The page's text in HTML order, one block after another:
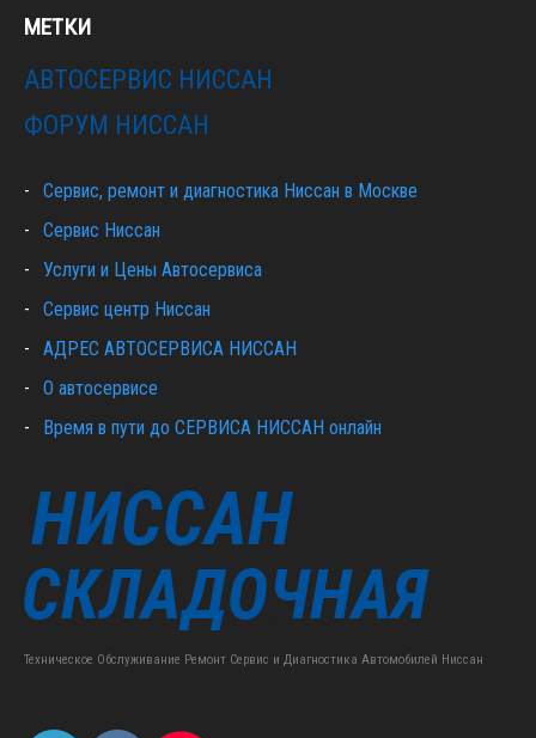
МЕТКИ
АВТОСЕРВИС НИССАН
ФОРУМ НИССАН
Сервис, ремонт и диагностика Ниссан в Москве
Сервис Ниссан
Услуги и Цены Автосервиса
Сервис центр Ниссан
АДРЕС АВТОСЕРВИСА НИССАН
О автосервисе
Время в пути до СЕРВИСА НИССАН онлайн
Техническое Обслуживание Ремонт Сервис и Диагностика Автомобилей Ниссан